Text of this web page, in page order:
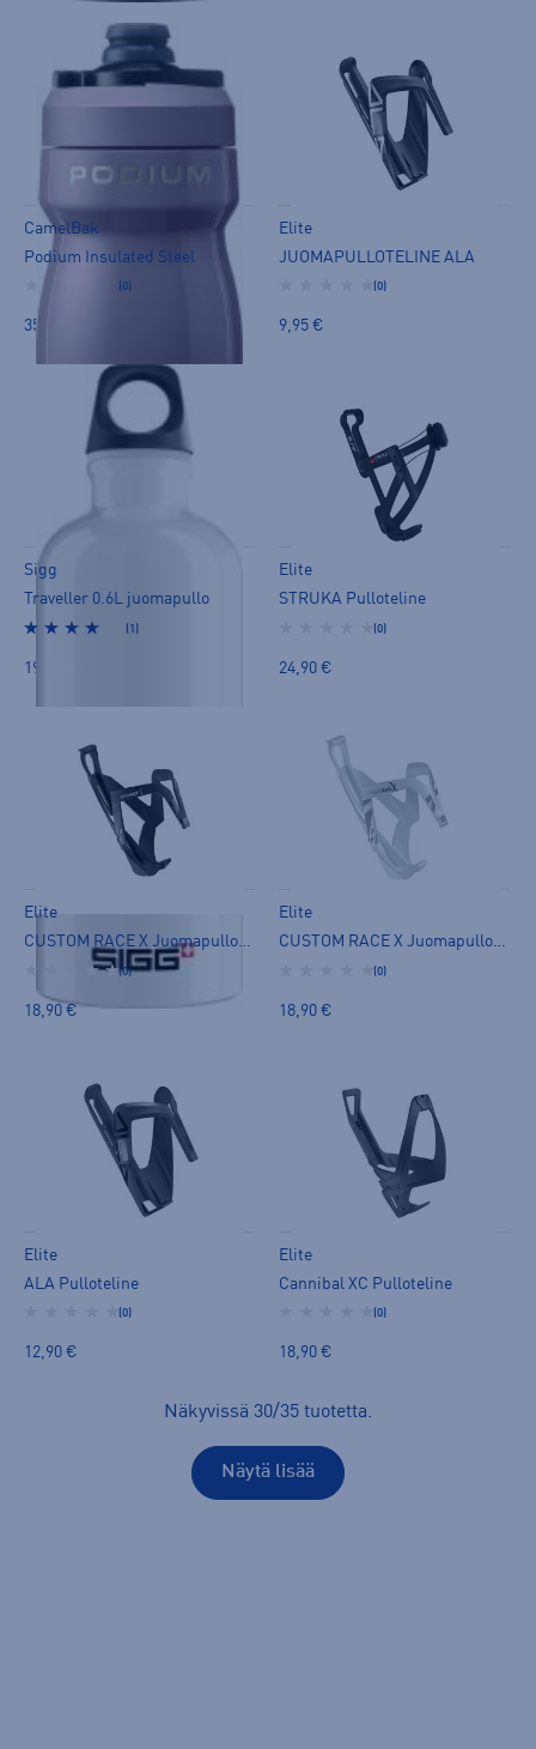
CamelBak
Podium Insulated Steel
(0)
35,90 €
Elite
JUOMAPULLOTELINE ALA
(0)
9,95 €
Sigg
Traveller 0.6L juomapullo
(1)
19,90 €
Elite
STRUKA Pulloteline
(0)
24,90 €
Elite
CUSTOM RACE X Juomapulloteline
(0)
18,90 €
Elite
CUSTOM RACE X Juomapulloteline
(0)
18,90 €
Elite
ALA Pulloteline
(0)
12,90 €
Elite
Cannibal XC Pulloteline
(0)
18,90 €
Näkyvissä 30/35 tuotetta.
Näytä lisää